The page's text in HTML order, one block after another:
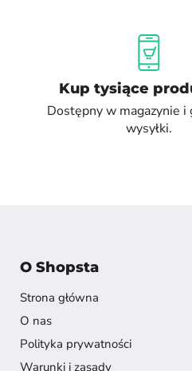
Kup tysiące
Dostępny w magazynie i
wysyłki.
O Shopsta
Strona główna
O nas
Polityka prywatności
Warunki i zasady